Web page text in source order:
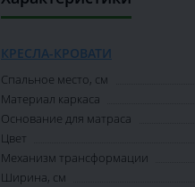
КРЕСЛА-КРОВАТИ
Спальное место, см
Материал каркаса
Основание для матраса
Цвет
Механизм трансформации
Ширина, см